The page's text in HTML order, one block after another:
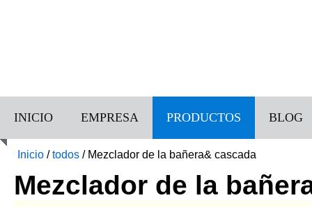
INICIO EMPRESA PRODUCTOS BLOG
Inicio /todos / Mezclador de la bañera& cascada
Mezclador de la